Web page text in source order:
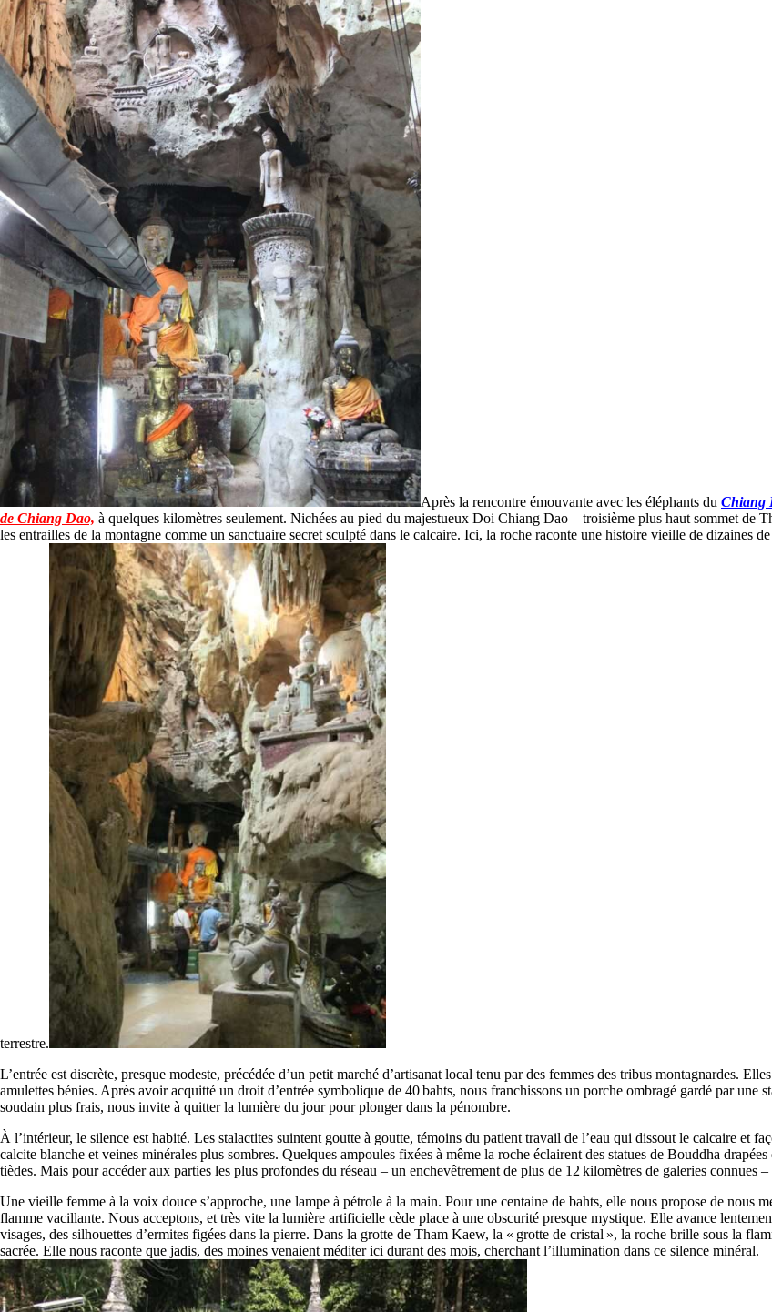
Après la rencontre émouvante avec les éléphants du Chiang
de Chiang Dao, à quelques kilomètres seulement. Nichées au pied du majestueux Doi Chiang Dao – troisième plus haut sommet de
les entrailles de la montagne comme un sanctuaire secret sculpté dans le calcaire. Ici, la roche raconte une histoire vieille de dizaines
terrestre.
L’entrée est discrète, presque modeste, précédée d’un petit marché d’artisanat local tenu par des femmes des tribus montagnardes.
amulettes bénies. Après avoir acquitté un droit d’entrée symbolique de 40 bahts, nous franchissons un porche ombragé gardé par une
soudain plus frais, nous invite à quitter la lumière du jour pour plonger dans la pénombre.
À l’intérieur, le silence est habité. Les stalactites suintent goutte à goutte, témoins du patient travail de l’eau qui dissout le calcaire et
calcite blanche et veines minérales plus sombres. Quelques ampoules fixées à même la roche éclairent des statues de Bouddha
tièdes. Mais pour accéder aux parties les plus profondes du réseau – un enchevêtrement de plus de 12 kilomètres de galeries connues
Une vieille femme à la voix douce s’approche, une lampe à pétrole à la main. Pour une centaine de bahts, elle nous propose de nous
flamme vacillante. Nous acceptons, et très vite la lumière artificielle cède place à une obscurité presque mystique. Elle avance
visages, des silhouettes d’ermites figées dans la pierre. Dans la grotte de Tham Kaew, la « grotte de cristal », la roche brille sous la
sacrée. Elle nous raconte que jadis, des moines venaient méditer ici durant des mois, cherchant l’illumination dans ce silence minéral.